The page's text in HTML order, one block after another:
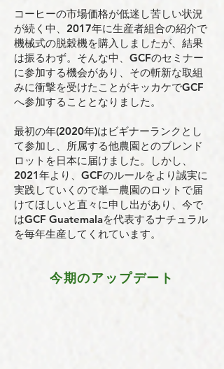
コーヒーの市場価格が低迷し苦しい状況
が続く中、2017年に⽣産者組合の紹介で
機械式の脱穀機を購⼊しましたが、結果
は振るわず。そんな中、GCFのセミナー
に参加する機会があり、その斬新な取組
みに衝撃を受けたことがキッカケでGCF
へ参加することとなりました。
最初の年(2020年)はビギナーランクとし
て参加し、所属する他農園とのブレンド
ロットを⽇本に届けました。しかし、
2021年より、GCFのルールをより誠実に
実践していくので単⼀農園のロットで届
けてほしいと直々に申し出があり、今で
はGCF Guatemalaを代表するナチュラル
を毎年生産してくれています。
今期のアップデート